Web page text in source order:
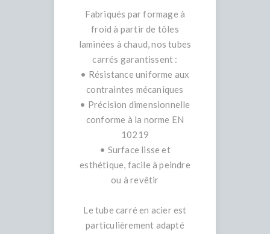
Fabriqués par formage à
froid à partir de tôles
laminées à chaud, nos tubes
carrés garantissent :
• Résistance uniforme aux
contraintes mécaniques
• Précision dimensionnelle
conforme à la norme EN
10219
• Surface lisse et
esthétique, facile à peindre
ou à revêtir
Le tube carré en acier est
particulièrement adapté